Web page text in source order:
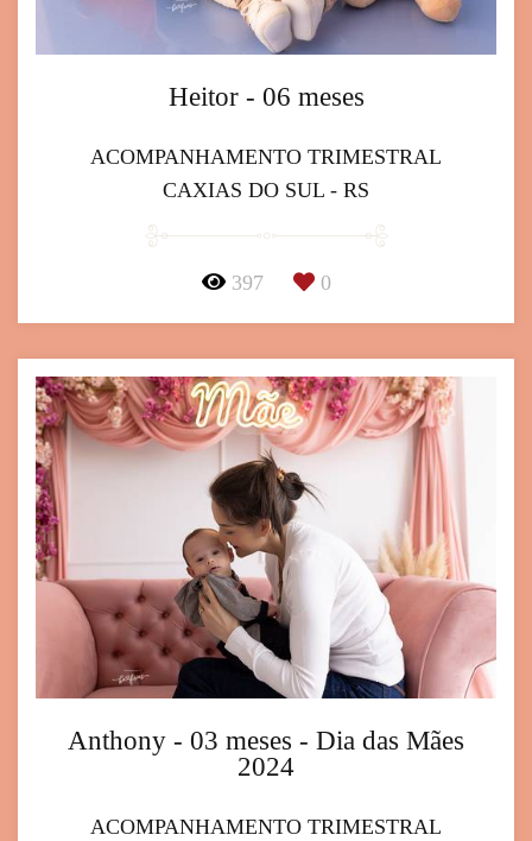
Heitor - 06 meses
ACOMPANHAMENTO TRIMESTRAL
CAXIAS DO SUL - RS
397 0
Anthony - 03 meses - Dia das Mães
2024
ACOMPANHAMENTO TRIMESTRAL